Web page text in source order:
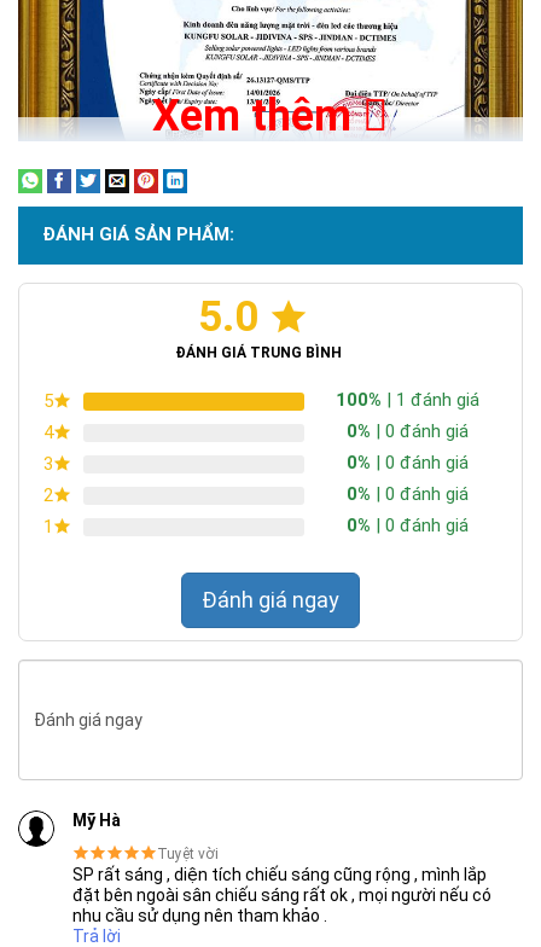
Chứng nhận ISO 9001:2015
SẢN PHẨM CHẤT LƯỢNG - DỊCH VỤ TIN DÙNG LẦN VII - 2020
Xem thêm
ĐÁNH GIÁ SẢN PHẨM:
5.0
ĐÁNH GIÁ TRUNG BÌNH
5 100% | 1 đánh giá
4
0% | 0 đánh giá
3
0% | 0 đánh giá
2
0% | 0 đánh giá
1
0% | 0 đánh giá
Đánh giá ngay
Đánh giá ngay
Mỹ Hà
Tuyệt vời
SP rất sáng , diện tích chiếu sáng cũng rộng , mình lắp
đặt bên ngoài sân chiếu sáng rất ok , mọi người nếu có
nhu cầu sử dụng nên tham khảo .
Trả lời